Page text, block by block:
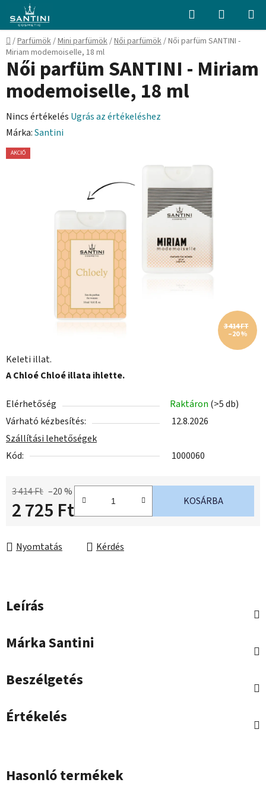
fő
tartalomhoz
Keresés KOSÁR
Kezdőlap
/Parfümök/Mini parfümök/Női parfümök/Női parfüm SANTINI -
Miriam modemoiselle, 18 ml
Keleti illat.
A Chloé Chloé illata ihlette.
Elérhetőség Raktáron (>5 db)
Várható kézbesítés:
12.8.2026
Szállítási lehetőségek
Kód:
1000060
3 414 Ft –20 %
2 725 Ft KOSÁRBA
Nyomtatás Kérdés
Női parfüm SANTINI - Miriam
modemoiselle, 18 ml
A
termék
átlagos
Nincs értékelés Ugrás az értékeléshez
Márka:Santini
AKCIÓ
3 414 FT
–20 %
Leírás
MárkaSantini
Beszélgetés
Értékelés
Hasonló termékek